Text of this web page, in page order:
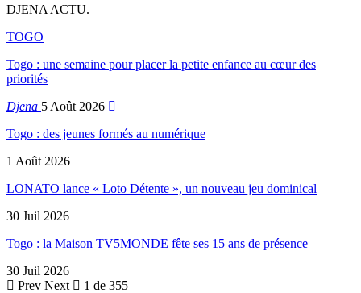
DJENA ACTU.
TOGO
Togo : une semaine pour placer la petite enfance au cœur des
priorités
Djena 5 Août 2026
Togo : des jeunes formés au numérique
1 Août 2026
LONATO lance « Loto Détente », un nouveau jeu dominical
30 Juil 2026
Togo : la Maison TV5MONDE fête ses 15 ans de présence
30 Juil 2026
Prev Next 1 de 355